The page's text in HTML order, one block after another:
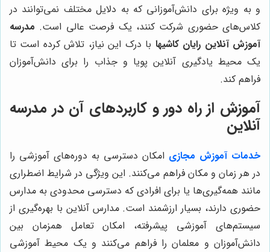
و به ویژه برای دانش‌آموزانی که به دلایل مختلف نمی‌توانند در
کلاس‌های حضوری شرکت کنند، یک فرصت عالی است. مدرسه
آموزش آنلاین رایان کاشیها با درک این نیاز، تلاش کرده است تا
یک محیط یادگیری آنلاین پویا و جذاب را برای دانش‌آموزان
فراهم کند.
آموزش از راه دور و کاربردهای آن در مدرسه
آنلاین
خدمات آموزش مجازی امکان دسترسی به دوره‌های آموزشی را
در هر زمان و مکان فراهم می‌کنند. این ویژگی در شرایط اضطراری
مانند همه‌گیری‌ها یا برای افرادی که دسترسی محدودی به مدارس
حضوری دارند، بسیار ارزشمند است. مدارس آنلاین با بهره‌گیری از
سیستم‌های آموزشی پیشرفته، امکان تعامل همزمان بین
دانش‌آموزان و معلمان را فراهم می‌کنند و یک محیط آموزشی